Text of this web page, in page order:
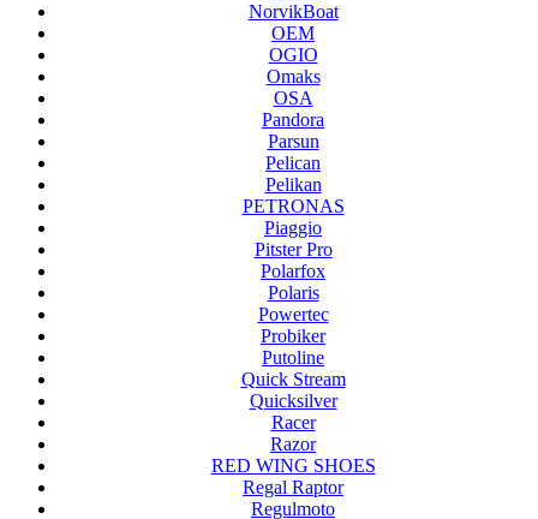
NorvikBoat
OEM
OGIO
Omaks
OSA
Pandora
Parsun
Pelican
Pelikan
PETRONAS
Piaggio
Pitster Pro
Polarfox
Polaris
Powertec
Probiker
Putoline
Quick Stream
Quicksilver
Racer
Razor
RED WING SHOES
Regal Raptor
Regulmoto